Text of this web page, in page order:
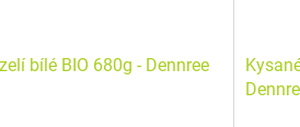
bílé BIO 680g - Dennree